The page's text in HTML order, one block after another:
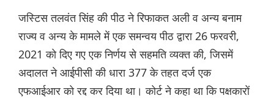
जस्टिस तलवंत सिंह की पीठ ने रिफाकत अली व अन्य बनाम
राज्य व अन्य के मामले में एक समन्वय पीठ द्वारा 26 फरवरी,
2021 को दिए गए एक निर्णय से सहमति व्यक्त की, जिसमें
अदालत ने आईपीसी की धारा 377 के तहत दर्ज एक
एफआईआर को रद्द कर दिया था। कोर्ट ने कहा था कि पक्षकारों